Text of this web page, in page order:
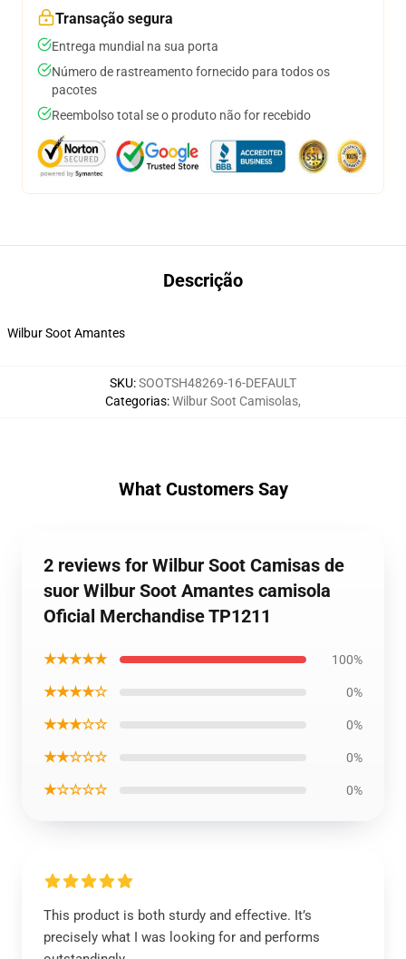
Transação segura
Entrega mundial na sua porta
Número de rastreamento fornecido para todos os
pacotes
Reembolso total se o produto não for recebido
Descrição
Wilbur Soot Amantes
SKU:SOOTSH48269-16-DEFAULT
Categorias:Wilbur Soot Camisolas,
What Customers Say
2 reviews for Wilbur Soot Camisas de
suor Wilbur Soot Amantes camisola
Oficial Merchandise TP1211
★★★★★ 100%
★★★★☆ 0%
★★★☆☆ 0%
★★☆☆☆ 0%
★☆☆☆☆ 0%
This product is both sturdy and effective. It’s
precisely what I was looking for and performs